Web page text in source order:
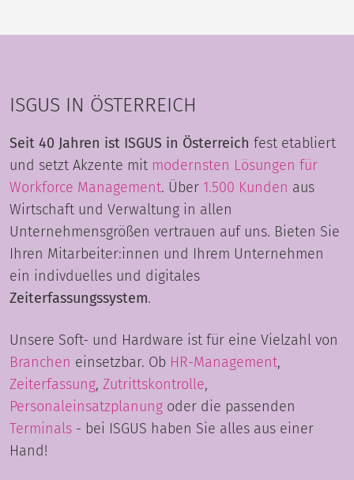
ISGUS IN ÖSTERREICH
Seit 40 Jahren ist ISGUS in Österreich fest etabliert
und setzt Akzente mit modernsten Lösungen für
Workforce Management. Über 1.500 Kunden aus
Wirtschaft und Verwaltung in allen
Unternehmensgrößen vertrauen auf uns. Bieten Sie
Ihren Mitarbeiter:innen und Ihrem Unternehmen
ein indivduelles und digitales
Zeiterfassungssystem.
Unsere Soft- und Hardware ist für eine Vielzahl von
Branchen einsetzbar. Ob HR-Management,
Zeiterfassung, Zutrittskontrolle,
Personaleinsatzplanung oder die passenden
Terminals - bei ISGUS haben Sie alles aus einer
Hand!